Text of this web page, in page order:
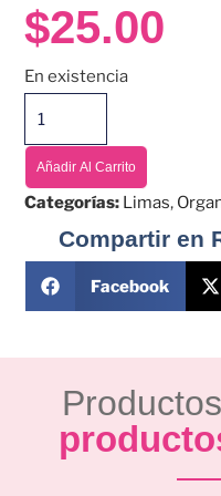
$25.00
En existencia
Añadir Al Carrito
Categorías: Limas,
Compartir en
Facebook